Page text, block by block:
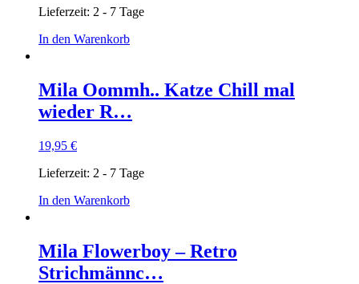
Lieferzeit: 2 - 7 Tage
In den Warenkorb
Mila Oommh.. Katze Chill mal
wieder R…
19,95 €
Lieferzeit: 2 - 7 Tage
In den Warenkorb
Mila Flowerboy – Retro
Strichmännc…